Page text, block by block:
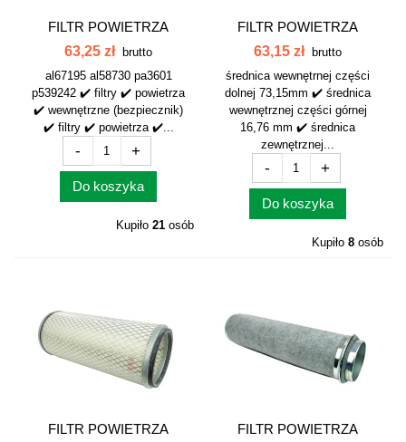
FILTR POWIETRZA
WEWNĘTRZNY JOHN...
63,25 zł
brutto
al67195 al58730 pa3601
p539242 ✔️ filtry ✔️ powietrza
✔️ wewnętrzne (bezpiecznik)
✔️ filtry ✔️ powietrza ✔️...
- +
Do koszyka
Kupiło 21 osób
FILTR POWIETRZA
WEWNĘTRZNY...
63,15 zł
brutto
średnica wewnętrnej części
dolnej 73,15mm ✔️ średnica
wewnętrznej części górnej
16,76 mm ✔️ średnica
zewnętrznej...
- +
Do koszyka
Kupiło 8 osób
FILTR POWIETRZA
FILTR POWIETRZA